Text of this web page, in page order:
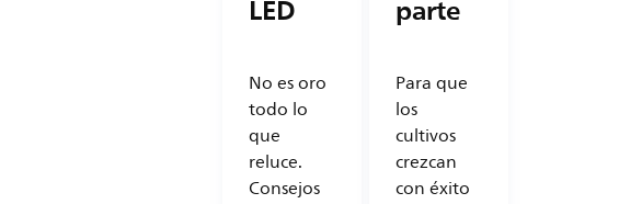
LED
No es oro
todo lo
que
reluce.
Consejos
parte
Para que
los
cultivos
crezcan
con éxito